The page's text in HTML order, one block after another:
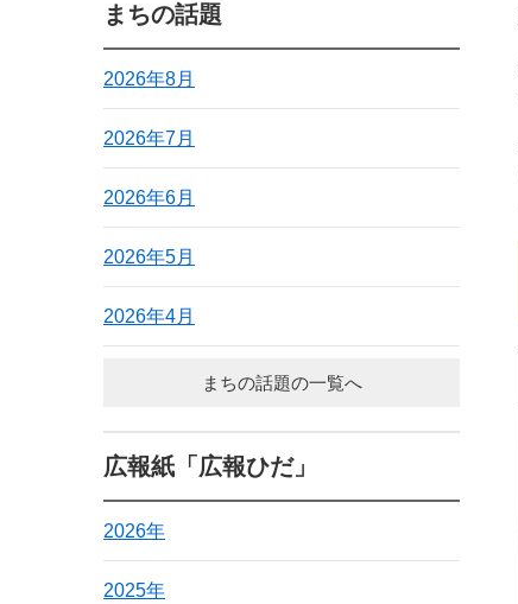
まちの話題
2026年8月
2026年7月
2026年6月
2026年5月
2026年4月
まちの話題の一覧へ
広報紙「広報ひだ」
2026年
2025年